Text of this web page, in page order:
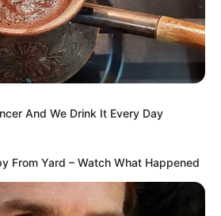
And We Drink It Every Day
From Yard – Watch What Happened